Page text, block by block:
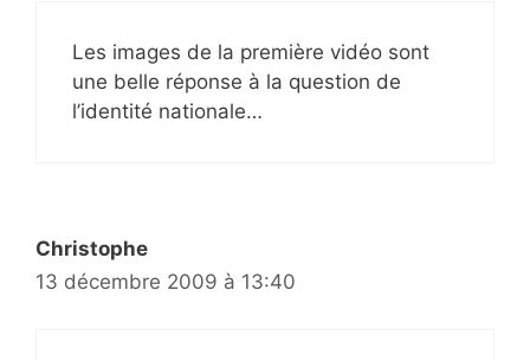
Les images de la première vidéo sont
une belle réponse à la question de
l’identité nationale…
Christophe
13 décembre 2009 à 13:40